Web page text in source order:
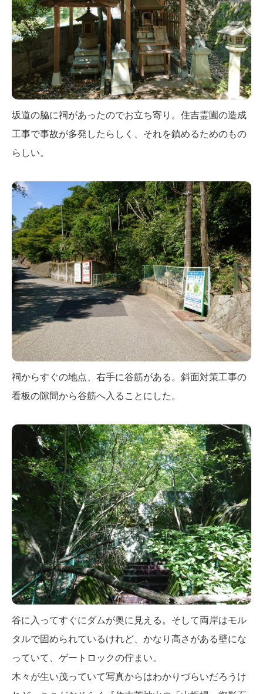
坂道の脇に祠があったのでお立ち寄り。住吉霊園の造成
工事で事故が多発したらしく、それを鎮めるためのもの
らしい。
祠からすぐの地点、右手に谷筋がある。斜面対策工事の
看板の隙間から谷筋へ入ることにした。
谷に入ってすぐにダムが奥に見える。そして両岸はモル
タルで固められているけれど、かなり高さがある壁にな
っていて、ゲートロックの佇まい。
木々が生い茂っていて写真からはわかりづらいだろうけ